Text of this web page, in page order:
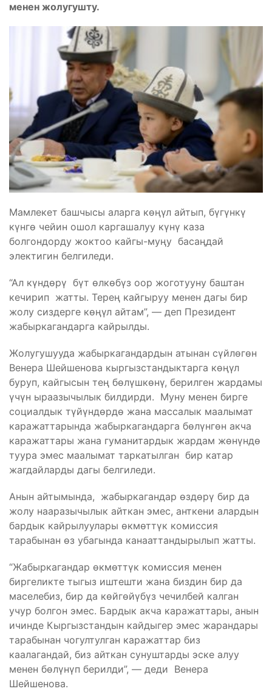
менен жолугушту.
Мамлекет башчысы аларга көңүл айтып, бүгүнкү
күнгө чейин ошол каргашалуу күнү каза
болгондорду жоктоо кайгы-муңу басаңдай
электигин белгиледи.
“Ал күндөрү бүт өлкөбүз оор жоготууну баштан
кечирип жатты. Терең кайгыруу менен дагы бир
жолу сиздерге көңүл айтам”, — деп Президент
жабыркагандарга кайрылды.
Жолугушууда жабыркагандардын атынан сүйлөгөн
Венера Шейшенова кыргызстандыктарга көңүл
буруп, кайгысын тең бөлүшкөнү, берилген жардамы
үчүн ыраазычылык билдирди. Муну менен бирге
социалдык түйүндөрдө жана массалык маалымат
каражаттарында жабыркагандарга бөлүнгөн акча
каражаттары жана гуманитардык жардам жөнүндө
туура эмес маалымат таркатылган бир катар
жагдайларды дагы белгиледи.
Анын айтымында, жабыркагандар өздөрү бир да
жолу нааразычылык айткан эмес, анткени алардын
бардык кайрылуулары өкмөттүк комиссия
тарабынан өз убагында канааттандырылып жатты.
“Жабыркагандар өкмөттүк комиссия менен
биргеликте тыгыз иштешти жана биздин бир да
маселебиз, бир да көйгөйүбүз чечилбей калган
учур болгон эмес. Бардык акча каражаттары, анын
ичинде Кыргызстандын кайдыгер эмес жарандары
тарабынан чогултулган каражаттар биз
каалагандай, биз айткан сунуштарды эске алуу
менен бөлүнүп берилди”, — деди Венера
Шейшенова.